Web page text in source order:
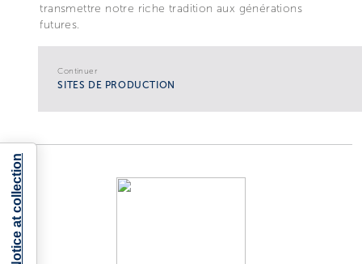
transmettre notre riche tradition aux générations
futures.
Continuer
SITES DE PRODUCTION
Notice at collection